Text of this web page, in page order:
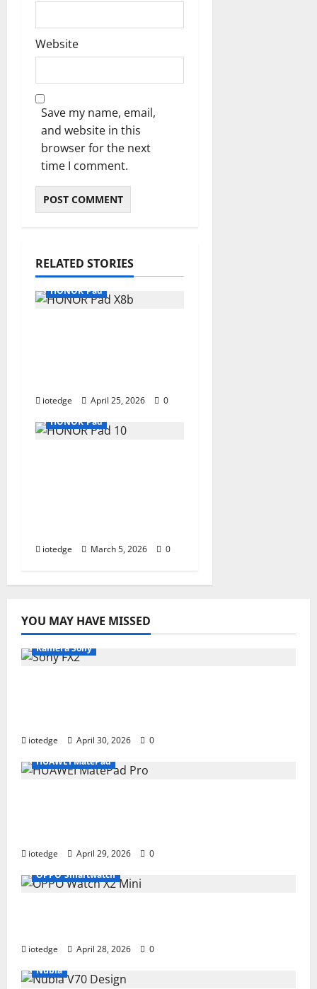
Website
Save my name, email,
and website in this
browser for the next
time I comment.
RELATED STORIES
HONOR Pad
iotedge April 25, 2026
0
HONOR Pad
iotedge March 5, 2026 0
YOU MAY HAVE MISSED
Kamera Sony
iotedge April 30, 2026
0
HUAWEI MatePad
iotedge April 29, 2026
0
OPPO Smartwatch
iotedge April 28, 2026
0
Nubia